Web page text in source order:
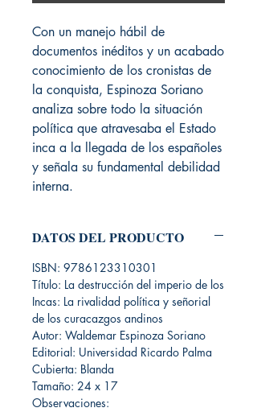
Con un manejo hábil de
documentos inéditos y un acabado
conocimiento de los cronistas de
la conquista, Espinoza Soriano
analiza sobre todo la situación
política que atravesaba el Estado
inca a la llegada de los españoles
y señala su fundamental debilidad
interna.
DATOS DEL PRODUCTO
ISBN: 9786123310301
Título: La destrucción del imperio de los
Incas: La rivalidad política y señorial
de los curacazgos andinos
Autor: Waldemar Espinoza Soriano
Editorial: Universidad Ricardo Palma
Cubierta: Blanda
Tamaño: 24 x 17
Observaciones: